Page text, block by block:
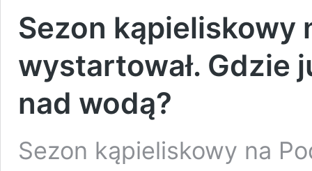
Sezon kąpieliskowy
wystartował. Gdzie
nad wodą?
Sezon kąpieliskowy na